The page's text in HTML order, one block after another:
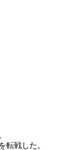
転戦した。